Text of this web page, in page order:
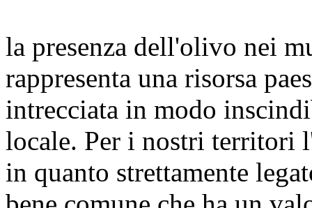
la presenza dell'olivo nei
rappresenta una risorsa
intrecciata in modo
locale. Per i nostri territori
in quanto strettamente